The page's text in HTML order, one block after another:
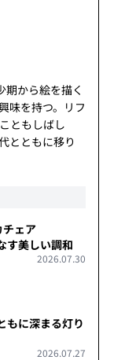
期から絵を描く
味を持つ。リフ
ともしばし
とともに移り
チェア
す美しい調和
2026.07.30
もに深まる灯り
2026.07.27